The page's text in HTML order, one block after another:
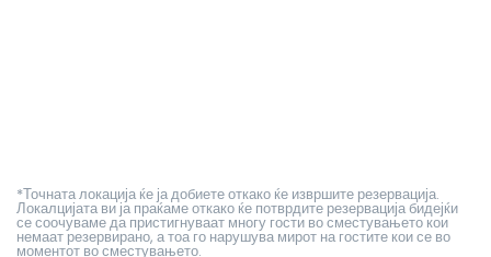
*Точната локација ќе ја добиете откако ќе извршите резервација.
Локалцијата ви ја праќаме откако ќе потврдите резервација бидејќи
се соочуваме да пристигнуваат многу гости во сместувањето кои
немаат резервирано, а тоа го нарушува мирот на гостите кои се во
моментот во сместувањето.